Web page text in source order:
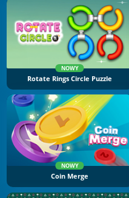
NOWY
Rotate Rings Circle Puzzle
NOWY
Coin Merge